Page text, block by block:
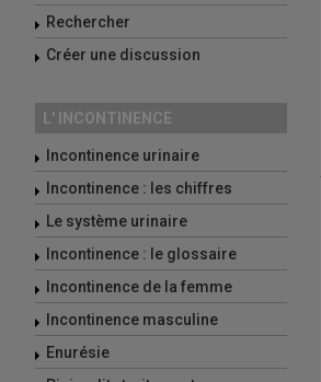
Rechercher
Créer une discussion
L' INCONTINENCE
Incontinence urinaire
Incontinence : les chiffres
Le système urinaire
Incontinence : le glossaire
Incontinence de la femme
Incontinence masculine
Enurésie